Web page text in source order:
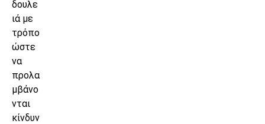
δουλε
ιά με
τρόπο
ώστε
να
προλα
μβάνο
νται
κίνδυν